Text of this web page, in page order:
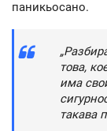
паникьосано.
това,
има
такава